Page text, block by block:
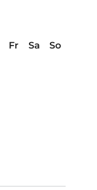
Fr Sa
So